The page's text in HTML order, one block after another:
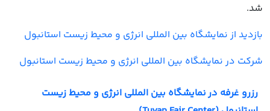
شد.
بازدید از نمایشگاه بین المللی انرژی و محیط زیست استانبول
شرکت در نمایشگاه بین المللی انرژی و محیط زیست استانبول
رزرو غرفه در نمایشگاه بین المللی انرژی و محیط زیست